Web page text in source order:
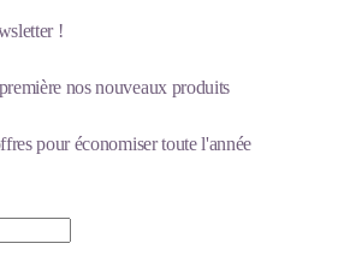
!
nos nouveaux produits
pour économiser toute l'année